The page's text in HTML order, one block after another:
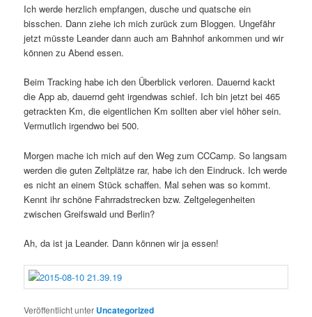
Ich werde herzlich empfangen, dusche und quatsche ein
bisschen. Dann ziehe ich mich zurück zum Bloggen. Ungefähr
jetzt müsste Leander dann auch am Bahnhof ankommen und wir
können zu Abend essen.
Beim Tracking habe ich den Überblick verloren. Dauernd kackt
die App ab, dauernd geht irgendwas schief. Ich bin jetzt bei 465
getrackten Km, die eigentlichen Km sollten aber viel höher sein.
Vermutlich irgendwo bei 500.
Morgen mache ich mich auf den Weg zum CCCamp. So langsam
werden die guten Zeltplätze rar, habe ich den Eindruck. Ich werde
es nicht an einem Stück schaffen. Mal sehen was so kommt.
Kennt ihr schöne Fahrradstrecken bzw. Zeltgelegenheiten
zwischen Greifswald und Berlin?
Ah, da ist ja Leander. Dann können wir ja essen!
Veröffentlicht unter Uncategorized